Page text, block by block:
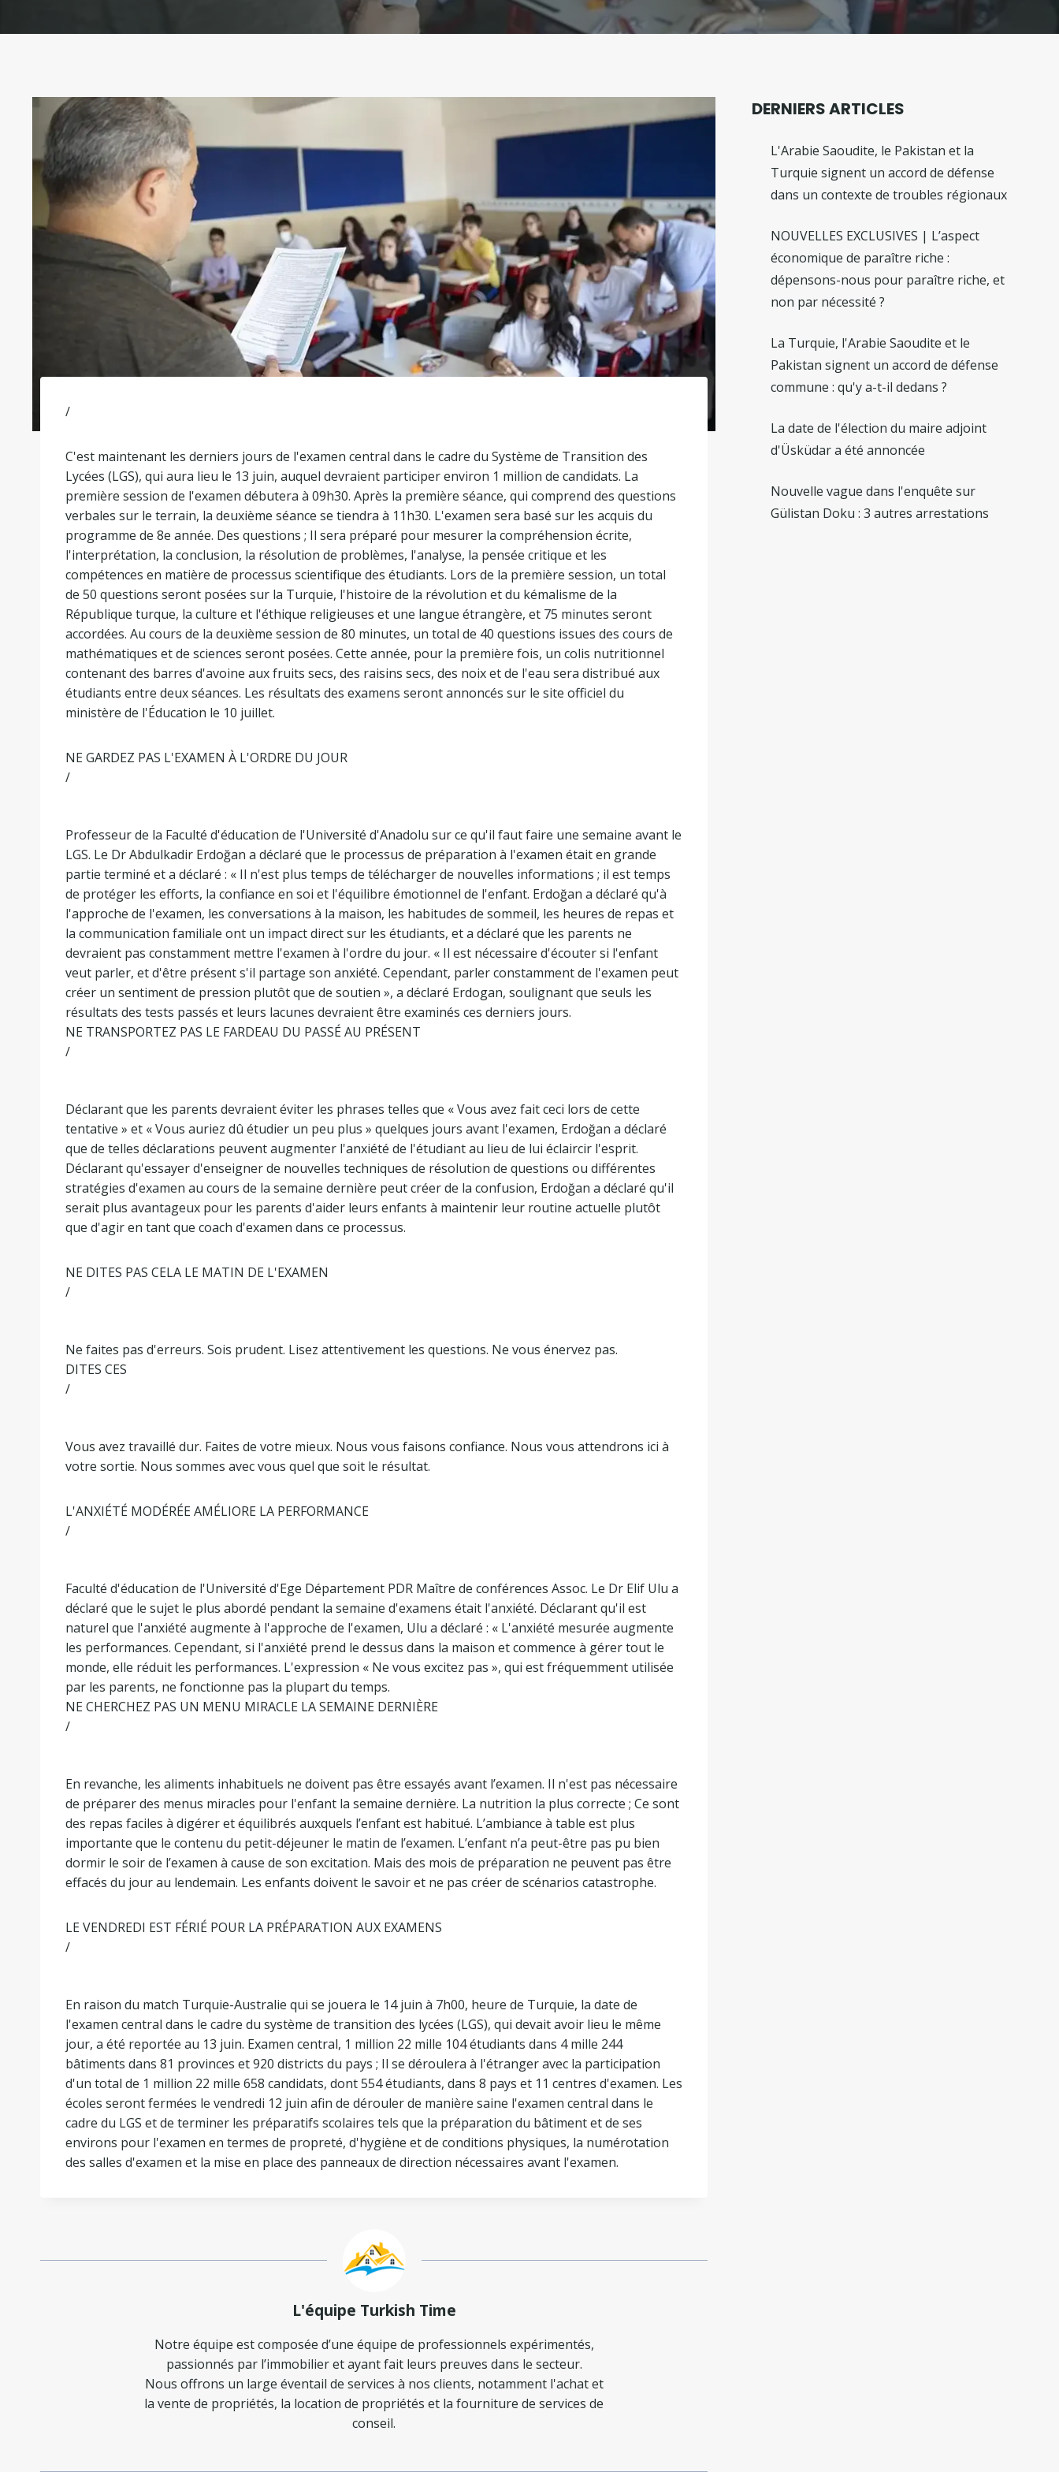
/
C'est maintenant les derniers jours de l'examen central dans le cadre du Système de Transition des
Lycées (LGS), qui aura lieu le 13 juin, auquel devraient participer environ 1 million de candidats. La
première session de l'examen débutera à 09h30. Après la première séance, qui comprend des questions
verbales sur le terrain, la deuxième séance se tiendra à 11h30. L'examen sera basé sur les acquis du
programme de 8e année. Des questions ; Il sera préparé pour mesurer la compréhension écrite,
l'interprétation, la conclusion, la résolution de problèmes, l'analyse, la pensée critique et les
compétences en matière de processus scientifique des étudiants. Lors de la première session, un total
de 50 questions seront posées sur la Turquie, l'histoire de la révolution et du kémalisme de la
République turque, la culture et l'éthique religieuses et une langue étrangère, et 75 minutes seront
accordées. Au cours de la deuxième session de 80 minutes, un total de 40 questions issues des cours de
mathématiques et de sciences seront posées. Cette année, pour la première fois, un colis nutritionnel
contenant des barres d'avoine aux fruits secs, des raisins secs, des noix et de l'eau sera distribué aux
étudiants entre deux séances. Les résultats des examens seront annoncés sur le site officiel du
ministère de l'Éducation le 10 juillet.
NE GARDEZ PAS L'EXAMEN À L'ORDRE DU JOUR
/
Professeur de la Faculté d'éducation de l'Université d'Anadolu sur ce qu'il faut faire une semaine avant le
LGS. Le Dr Abdulkadir Erdoğan a déclaré que le processus de préparation à l'examen était en grande
partie terminé et a déclaré : « Il n'est plus temps de télécharger de nouvelles informations ; il est temps
de protéger les efforts, la confiance en soi et l'équilibre émotionnel de l'enfant. Erdoğan a déclaré qu'à
l'approche de l'examen, les conversations à la maison, les habitudes de sommeil, les heures de repas et
la communication familiale ont un impact direct sur les étudiants, et a déclaré que les parents ne
devraient pas constamment mettre l'examen à l'ordre du jour. « Il est nécessaire d'écouter si l'enfant
veut parler, et d'être présent s'il partage son anxiété. Cependant, parler constamment de l'examen peut
créer un sentiment de pression plutôt que de soutien », a déclaré Erdogan, soulignant que seuls les
résultats des tests passés et leurs lacunes devraient être examinés ces derniers jours.
NE TRANSPORTEZ PAS LE FARDEAU DU PASSÉ AU PRÉSENT
/
Déclarant que les parents devraient éviter les phrases telles que « Vous avez fait ceci lors de cette
tentative » et « Vous auriez dû étudier un peu plus » quelques jours avant l'examen, Erdoğan a déclaré
que de telles déclarations peuvent augmenter l'anxiété de l'étudiant au lieu de lui éclaircir l'esprit.
Déclarant qu'essayer d'enseigner de nouvelles techniques de résolution de questions ou différentes
stratégies d'examen au cours de la semaine dernière peut créer de la confusion, Erdoğan a déclaré qu'il
serait plus avantageux pour les parents d'aider leurs enfants à maintenir leur routine actuelle plutôt
que d'agir en tant que coach d'examen dans ce processus.
NE DITES PAS CELA LE MATIN DE L'EXAMEN
/
Ne faites pas d'erreurs. Sois prudent. Lisez attentivement les questions. Ne vous énervez pas.
DITES CES
/
Vous avez travaillé dur. Faites de votre mieux. Nous vous faisons confiance. Nous vous attendrons ici à
votre sortie. Nous sommes avec vous quel que soit le résultat.
L'ANXIÉTÉ MODÉRÉE AMÉLIORE LA PERFORMANCE
/
Faculté d'éducation de l'Université d'Ege Département PDR Maître de conférences Assoc. Le Dr Elif Ulu a
déclaré que le sujet le plus abordé pendant la semaine d'examens était l'anxiété. Déclarant qu'il est
naturel que l'anxiété augmente à l'approche de l'examen, Ulu a déclaré : « L'anxiété mesurée augmente
les performances. Cependant, si l'anxiété prend le dessus dans la maison et commence à gérer tout le
monde, elle réduit les performances. L'expression « Ne vous excitez pas », qui est fréquemment utilisée
par les parents, ne fonctionne pas la plupart du temps.
NE CHERCHEZ PAS UN MENU MIRACLE LA SEMAINE DERNIÈRE
/
En revanche, les aliments inhabituels ne doivent pas être essayés avant l’examen. Il n'est pas nécessaire
de préparer des menus miracles pour l'enfant la semaine dernière. La nutrition la plus correcte ; Ce sont
des repas faciles à digérer et équilibrés auxquels l’enfant est habitué. L’ambiance à table est plus
importante que le contenu du petit-déjeuner le matin de l’examen. L’enfant n’a peut-être pas pu bien
dormir le soir de l’examen à cause de son excitation. Mais des mois de préparation ne peuvent pas être
effacés du jour au lendemain. Les enfants doivent le savoir et ne pas créer de scénarios catastrophe.
LE VENDREDI EST FÉRIÉ POUR LA PRÉPARATION AUX EXAMENS
/
En raison du match Turquie-Australie qui se jouera le 14 juin à 7h00, heure de Turquie, la date de
l'examen central dans le cadre du système de transition des lycées (LGS), qui devait avoir lieu le même
jour, a été reportée au 13 juin. Examen central, 1 million 22 mille 104 étudiants dans 4 mille 244
bâtiments dans 81 provinces et 920 districts du pays ; Il se déroulera à l'étranger avec la participation
d'un total de 1 million 22 mille 658 candidats, dont 554 étudiants, dans 8 pays et 11 centres d'examen. Les
écoles seront fermées le vendredi 12 juin afin de dérouler de manière saine l'examen central dans le
cadre du LGS et de terminer les préparatifs scolaires tels que la préparation du bâtiment et de ses
environs pour l'examen en termes de propreté, d'hygiène et de conditions physiques, la numérotation
des salles d'examen et la mise en place des panneaux de direction nécessaires avant l'examen.
L'équipe Turkish Time
Notre équipe est composée d’une équipe de professionnels expérimentés,
passionnés par l’immobilier et ayant fait leurs preuves dans le secteur.
Nous offrons un large éventail de services à nos clients, notamment l'achat et
la vente de propriétés, la location de propriétés et la fourniture de services de
conseil.
DERNIERS ARTICLES
L'Arabie Saoudite, le Pakistan et la
Turquie signent un accord de défense
dans un contexte de troubles régionaux
NOUVELLES EXCLUSIVES | L’aspect
économique de paraître riche :
dépensons-nous pour paraître riche, et
non par nécessité ?
La Turquie, l'Arabie Saoudite et le
Pakistan signent un accord de défense
commune : qu'y a-t-il dedans ?
La date de l'élection du maire adjoint
d'Üsküdar a été annoncée
Nouvelle vague dans l'enquête sur
Gülistan Doku : 3 autres arrestations